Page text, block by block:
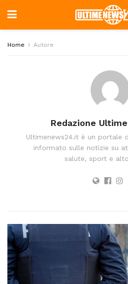
Home Autore
Redazione
Ultimenews24.it è un portale
informato sulle notizie su
salute, sport e